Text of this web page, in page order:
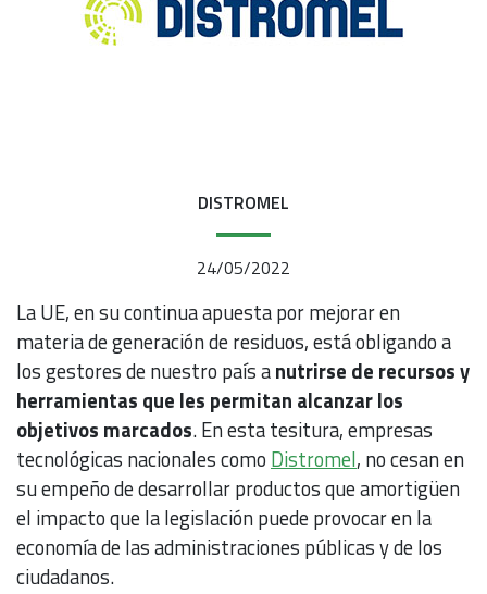
DISTROMEL
24/05/2022
La UE, en su continua apuesta por mejorar en
materia de generación de residuos, está obligando a
los gestores de nuestro país anutrirse de recursos y
herramientas que les permitan alcanzar los
objetivos marcados. En esta tesitura, empresas
tecnológicas nacionales como Distromel, no cesan en
su empeño de desarrollar productos que amortigüen
el impacto que la legislación puede provocar en la
economía de las administraciones públicas y de los
ciudadanos.